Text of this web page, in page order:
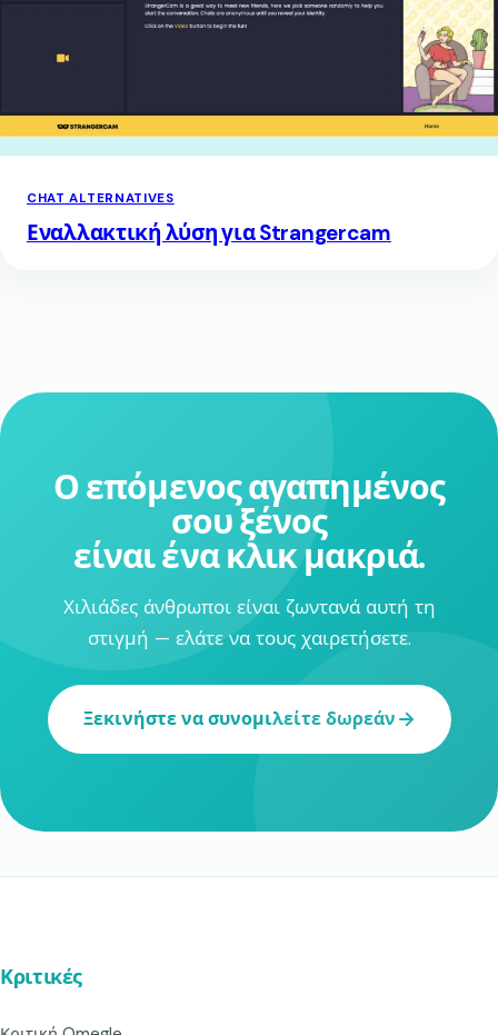
CHAT ALTERNATIVES
Εναλλακτική λύση για Strangercam
Ο επόμενος αγαπημένος
σου ξένος
είναι ένα κλικ μακριά.
Χιλιάδες άνθρωποι είναι ζωντανά αυτή τη
στιγμή — ελάτε να τους χαιρετήσετε.
Ξεκινήστε να συνομιλείτε δωρεάν
Κριτικές